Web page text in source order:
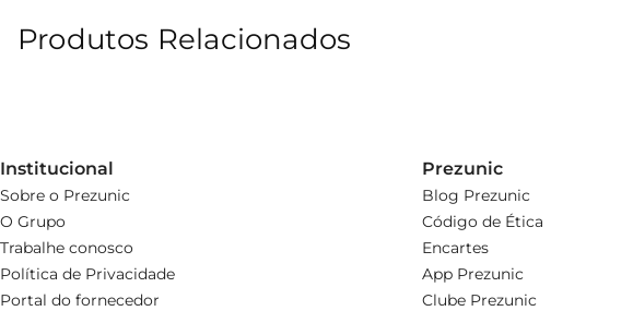
Produtos Relacionados
Institucional
Sobre o Prezunic
O Grupo
Trabalhe conosco
Política de Privacidade
Portal do fornecedor
Prezunic
Blog Prezunic
Código de Ética
Encartes
App Prezunic
Clube Prezunic